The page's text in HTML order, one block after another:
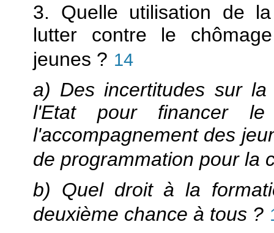
3. Quelle utilisation de
lutter contre le
jeunes ? 14
a) Des incertitudes sur
l'Etat pour financer
l'accompagnement des
de programmation pour la
b) Quel droit à la
deuxième chance à tous ?